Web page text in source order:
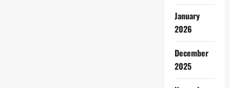
January
2026
December
2025